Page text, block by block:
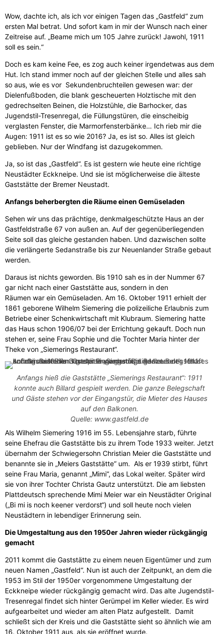
Wow, dachte ich, als ich vor einigen Tagen das „Gastfeld“ zum
ersten Mal betrat. Und sofort kam in mir der Wunsch nach einer
Zeitreise auf. „Beame mich um 105 Jahre zurück! Jawohl, 1911
soll es sein.“
Doch es kam keine Fee, es zog auch keiner irgendetwas aus dem
Hut. Ich stand immer noch auf der gleichen Stelle und alles sah
so aus, wie es vor Sekundenbruchteilen gewesen war: der
Dielenfußboden, die blank gescheuerten Holztische mit den
gedrechselten Beinen, die Holzstühle, die Barhocker, das
Jugendstil-Tresenregal, die Füllungstüren, die einscheibig
verglasten Fenster, die Marmorfensterbänke… Ich rieb mir die
Augen: 1911 ist es so wie 2016? Ja, es ist so. Alles ist gleich
geblieben. Nur der Windfang ist dazugekommen.
Ja, so ist das „Gastfeld“. Es ist gestern wie heute eine richtige
Neustädter Eckkneipe. Und sie ist möglicherweise die älteste
Gaststätte der Bremer Neustadt.
Anfangs beherbergten die Räume einen Gemüseladen
Sehen wir uns das prächtige, denkmalgeschützte Haus an der
Gastfeldstraße 67 von außen an. Auf der gegenüberliegenden
Seite soll das gleiche gestanden haben. Und dazwischen sollte
die verlängerte Sedanstraße bis zur Neuenlander Straße gebaut
werden.
Daraus ist nichts geworden. Bis 1910 sah es in der Nummer 67
gar nicht nach einer Gaststätte aus, sondern in den
Räumen war ein Gemüseladen. Am 16. Oktober 1911 erhielt der
1861 geborene Wilhelm Siemering die polizeiliche Erlaubnis zum
Betriebe einer Schenkwirtschaft mit Klubraum. Siemering hatte
das Haus schon 1906/07 bei der Errichtung gekauft. Doch nun
stehen er, seine Frau Sophie und die Tochter Maria hinter der
Theke von „Siemerings Restaurant“.
Anfangs hieß die Gaststätte „Siemerings Restaurant“: 1911
konnte auch Billard gespielt werden. Die ganze Belegschaft
und Gäste stehen vor der Eingangstür, die Mieter des Hauses
auf den Balkonen.
Quelle: www.gastfeld.de
Als Wilhelm Siemering 1916 im 55. Lebensjahre starb, führte
seine Ehefrau die Gaststätte bis zu ihrem Tode 1933 weiter. Jetzt
übernahm der Schwiegersohn Christian Meier die Gaststätte und
benannte sie in „Meiers Gaststätte“ um. Als er 1939 stirbt, führt
seine Frau Maria, genannt „Mimi“, das Lokal weiter. Später wird
sie von ihrer Tochter Christa Gautz unterstützt. Die am liebsten
Plattdeutsch sprechende Mimi Meier war ein Neustädter Original
(„Bi mi is noch keener verdorst“) und soll heute noch vielen
Neustädtern in lebendiger Erinnerung sein.
Die Umgestaltung aus den 1950er Jahren wieder rückgängig
gemacht
2011 kommt die Gaststätte zu einem neuen Eigentümer und zum
neuen Namen „Gastfeld“. Nun ist auch der Zeitpunkt, an dem die
1953 im Stil der 1950er vorgenommene Umgestaltung der
Eckkneipe wieder rückgängig gemacht wird. Das alte Jugendstil-
Tresenregal findet sich hinter Gerümpel im Keller wieder. Es wird
aufgearbeitet und wieder am alten Platz aufgestellt. Damit
schließt sich der Kreis und die Gaststätte sieht so ähnlich wie am
16. Oktober 1911 aus, als sie eröffnet wurde.